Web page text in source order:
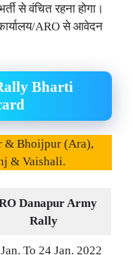
से वंचित रहना होगा।
ARO से आवेदन
Bharti
& Bhoijpur (Ara),
& Vaishali.
Danapur Army
Rally
To 24 Jan. 2022